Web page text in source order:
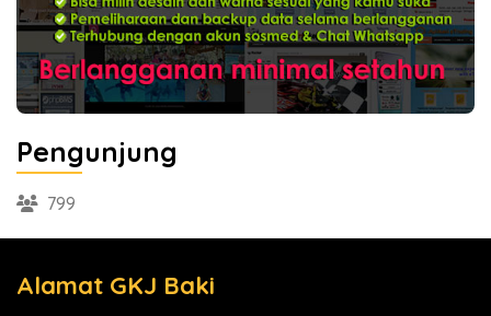
Pengunjung
799
Alamat GKJ Baki